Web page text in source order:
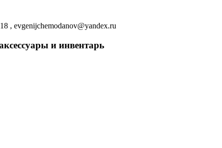
, evgenijchemodanov@yandex.ru
и инвентарь